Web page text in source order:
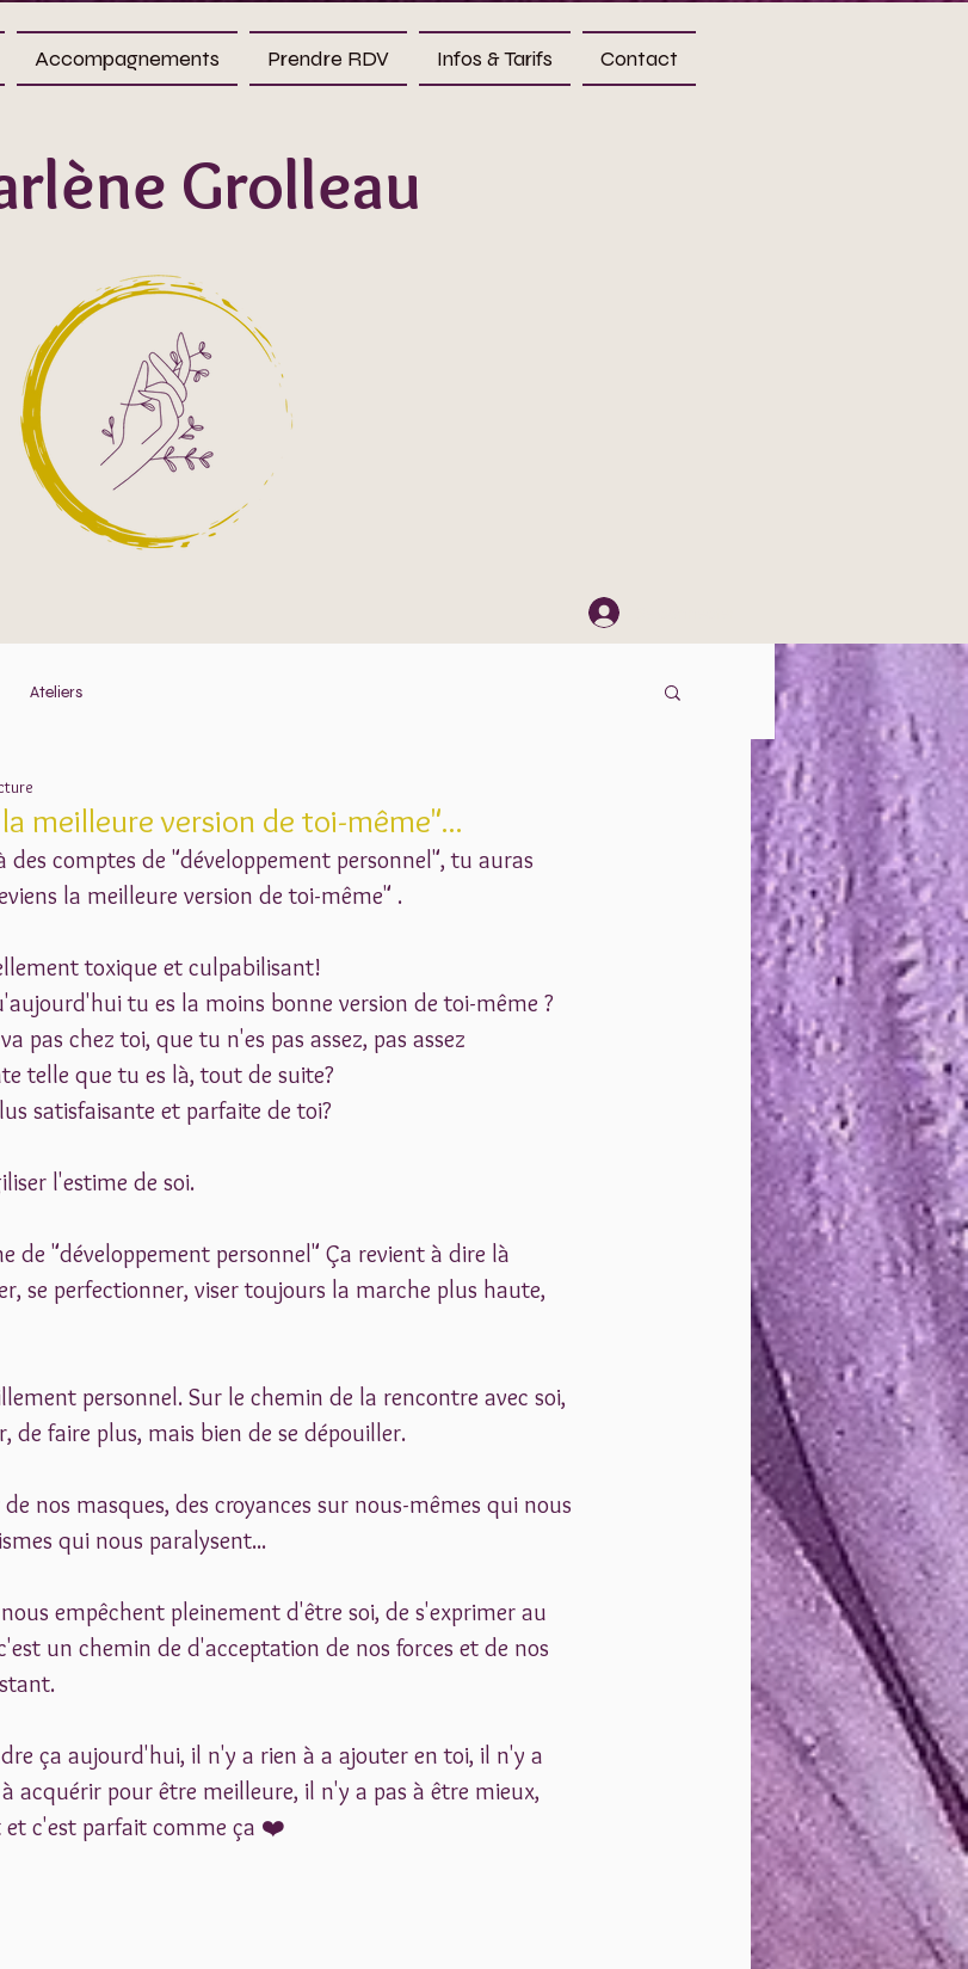
Accompagnements Prendre RDV Infos & Tarifs Contact
Grolleau
Ateliers
meilleure version de toi-même"...
des comptes de "développement personnel", tu auras
la meilleure version de toi-même" .
toxique et culpabilisant!
tu es la moins bonne version de toi-même ?
pas chez toi, que tu n'es pas assez, pas assez
telle que tu es là, tout de suite?
satisfaisante et parfaite de toi?
l'estime de soi.
de "développement personnel" Ça revient à dire là
se perfectionner, viser toujours la marche plus haute,
personnel. Sur le chemin de la rencontre avec soi,
de faire plus, mais bien de se dépouiller.
nos masques, des croyances sur nous-mêmes qui nous
qui nous paralysent...
empêchent pleinement d'être soi, de s'exprimer au
un chemin de d'acceptation de nos forces et de nos
ça aujourd'hui, il n'y a rien à a ajouter en toi, il n'y a
acquérir pour être meilleure, il n'y a pas à être mieux,
et c'est parfait comme ça ❤️